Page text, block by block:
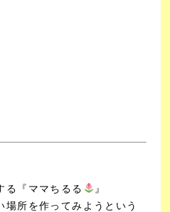
る『ママちるる 』
場所を作ってみようという